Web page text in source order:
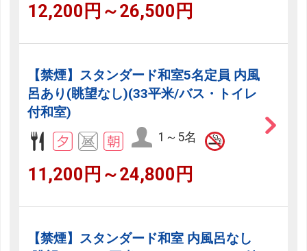
12,200円～26,500円
【禁煙】スタンダード和室5名定員 内風
呂あり(眺望なし)(33平米/バス・トイレ
付和室)
1～5名
11,200円～24,800円
【禁煙】スタンダード和室 内風呂なし